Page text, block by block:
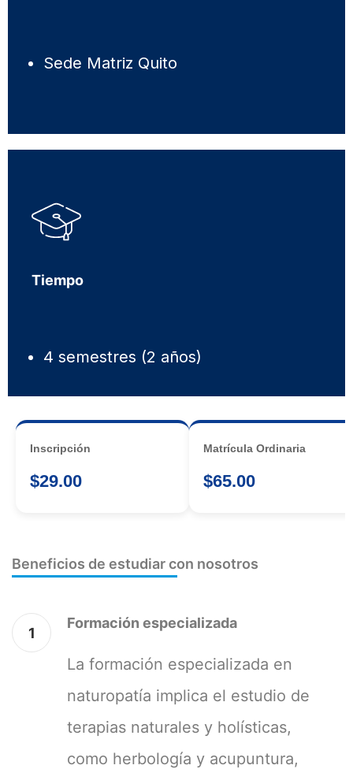
Sede Matriz Quito
Tiempo
4 semestres (2 años)
Inscripción
$29.00
Matrícula Ordinaria
$65.00
Beneficios de estudiar con nosotros
1
Formación especializada
La formación especializada en
naturopatía implica el estudio de
terapias naturales y holísticas,
como herbología y acupuntura,